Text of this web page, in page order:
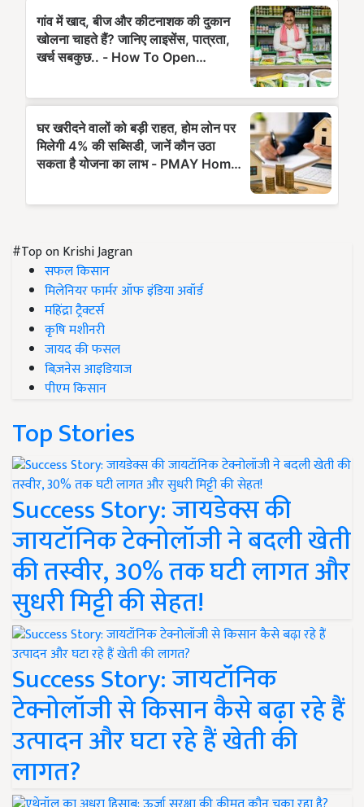
#Top on Krishi Jagran
सफल किसान
मिलेनियर फार्मर ऑफ इंडिया अवॉर्ड
महिंद्रा ट्रैक्टर्स
कृषि मशीनरी
जायद की फसल
बिज़नेस आइडियाज
पीएम किसान
Top Stories
Success Story: जायडेक्स की
जायटॉनिक टेक्नोलॉजी ने बदली खेती
की तस्वीर, 30% तक घटी लागत और
सुधरी मिट्टी की सेहत!
Success Story: जायटॉनिक
टेक्नोलॉजी से किसान कैसे बढ़ा रहे हैं
उत्पादन और घटा रहे हैं खेती की
लागत?